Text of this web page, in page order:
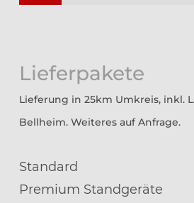
Lieferpakete
Lieferung in 25km Umkreis, inkl.
Bellheim. Weiteres auf Anfrage.
Standard
Premium Standgeräte